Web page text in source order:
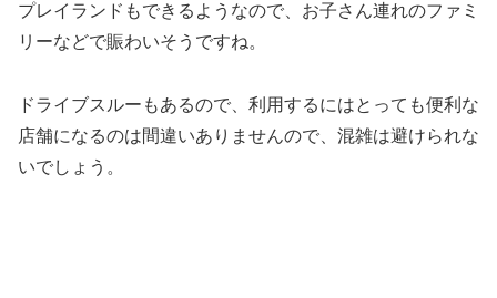
プレイランドもできるようなので、お子さん連れのファミ
リーなどで賑わいそうですね。
ドライブスルーもあるので、利用するにはとっても便利な
店舗になるのは間違いありませんので、混雑は避けられな
いでしょう。